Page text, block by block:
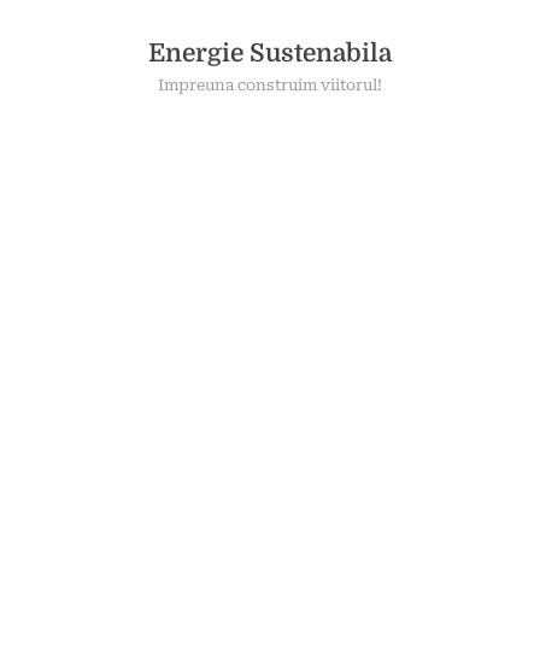
Energie Sustenabila
Impreuna construim viitorul!